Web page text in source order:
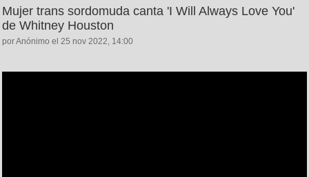
Mujer trans sordomuda canta 'I Will Always Love You'
de Whitney Houston
por Anónimo el 25 nov 2022, 14:00